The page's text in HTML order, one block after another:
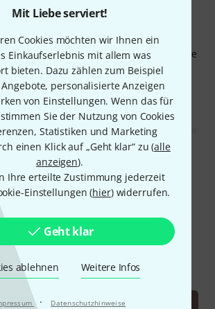
Mit Liebe serviert!
Cookies möchten wir Ihnen ein
Einkaufserlebnis mit allem was
bieten. Dazu zählen zum Beispiel
personalisierte Anzeigen
von Einstellungen. Wenn das für
Sie der Nutzung von Cookies
Statistiken und Marketing
einen Klick auf „Geht klar“ zu (alle
anzeigen).
Ihre erteilte Zustimmung jederzeit
Einstellungen (hier) widerrufen.
Geht klar
ablehnen Weitere Infos
· Datenschutzhinweise
372, und dieses Instrument klingt
Es ist eine wahre Freude, meine
spielen zu hören. Auch der
sehr gut, und das Paket kam nur wenige
an.
BEWERTUNG MELDEN
Alle Bewertungen lesen
gewusst?
Alle